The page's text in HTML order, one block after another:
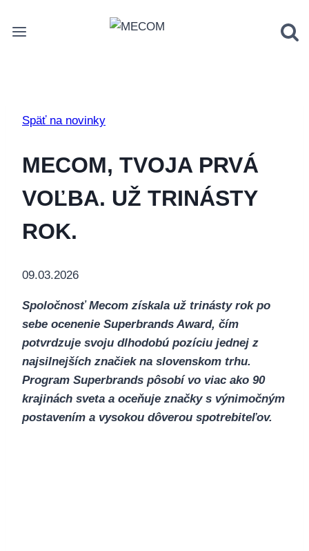
to
Späť na novinky
MECOM, TVOJA PRVÁ
VOĽBA. UŽ TRINÁSTY
ROK.
09.03.2026
Spoločnosť Mecom získala už trinásty rok po
sebe ocenenie Superbrands Award, čím
potvrdzuje svoju dlhodobú pozíciu jednej z
najsilnejších značiek na slovenskom trhu.
Program Superbrands pôsobí vo viac ako 90
krajinách sveta a oceňuje značky s výnimočným
postavením a vysokou dôverou spotrebiteľov.